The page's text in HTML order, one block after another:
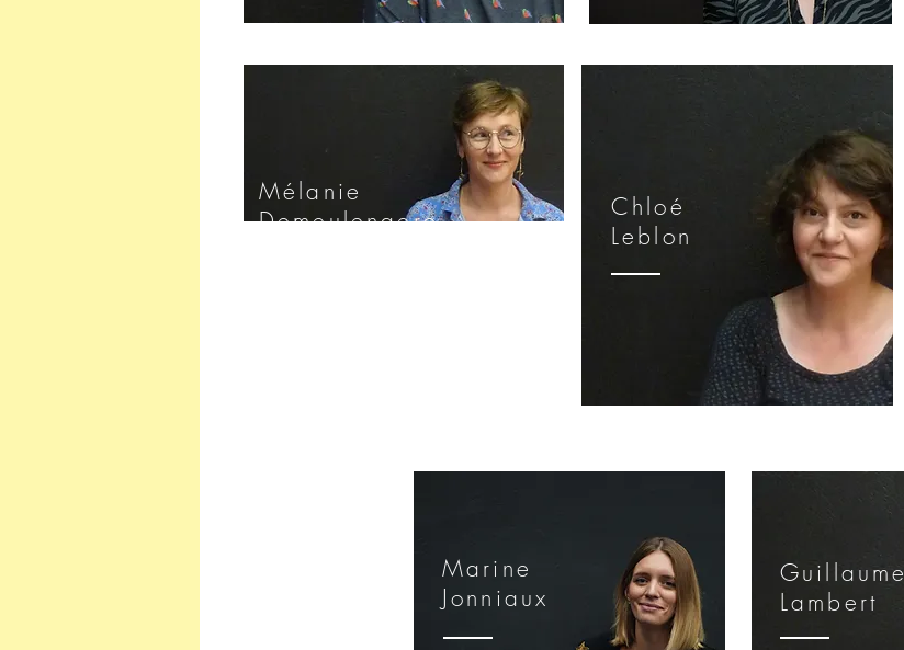
Mélanie
Demeulenaere
Chloé
Leblon
Marine
Jonniaux
Guillaume
Lambert